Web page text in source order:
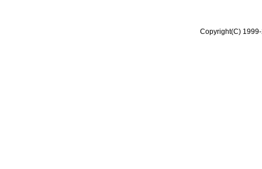
Copyright(C)